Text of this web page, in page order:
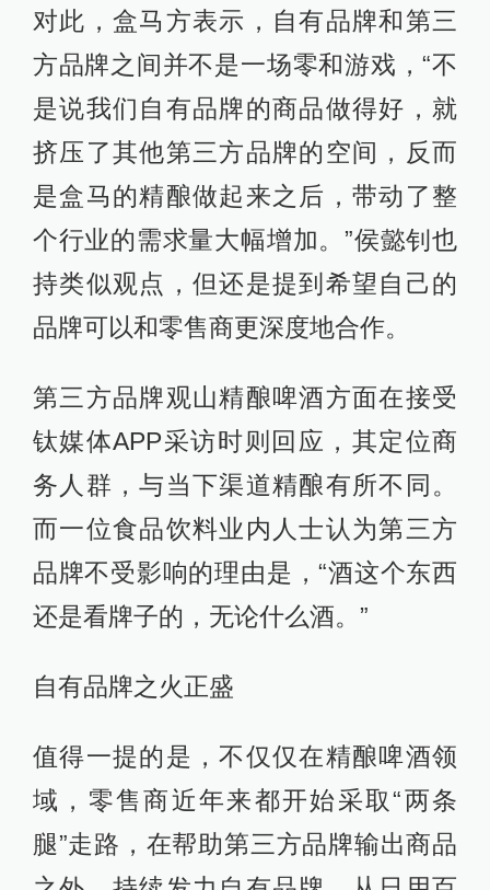
对此，盒马方表示，自有品牌和第三
方品牌之间并不是一场零和游戏，“不
是说我们自有品牌的商品做得好，就
挤压了其他第三方品牌的空间，反而
是盒马的精酿做起来之后，带动了整
个行业的需求量大幅增加。”侯懿钊也
持类似观点，但还是提到希望自己的
品牌可以和零售商更深度地合作。
第三方品牌观山精酿啤酒方面在接受
钛媒体APP采访时则回应，其定位商
务人群，与当下渠道精酿有所不同。
而一位食品饮料业内人士认为第三方
品牌不受影响的理由是，“酒这个东西
还是看牌子的，无论什么酒。”
自有品牌之火正盛
值得一提的是，不仅仅在精酿啤酒领
域，零售商近年来都开始采取“两条
腿”走路，在帮助第三方品牌输出商品